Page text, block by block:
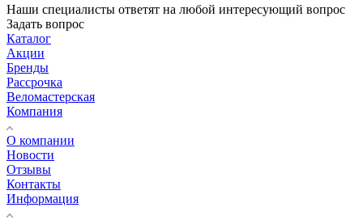
Наши специалисты ответят на любой интересующий вопрос
Задать вопрос
Каталог
Акции
Бренды
Рассрочка
Веломастерская
Компания
О компании
Новости
Отзывы
Контакты
Информация